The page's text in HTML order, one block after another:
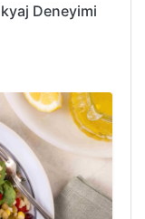
Deneyimi